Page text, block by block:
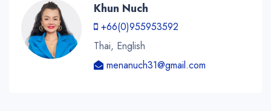
Khun Nuch
+66(0)955953592
Thai, English
menanuch31@gmail.com